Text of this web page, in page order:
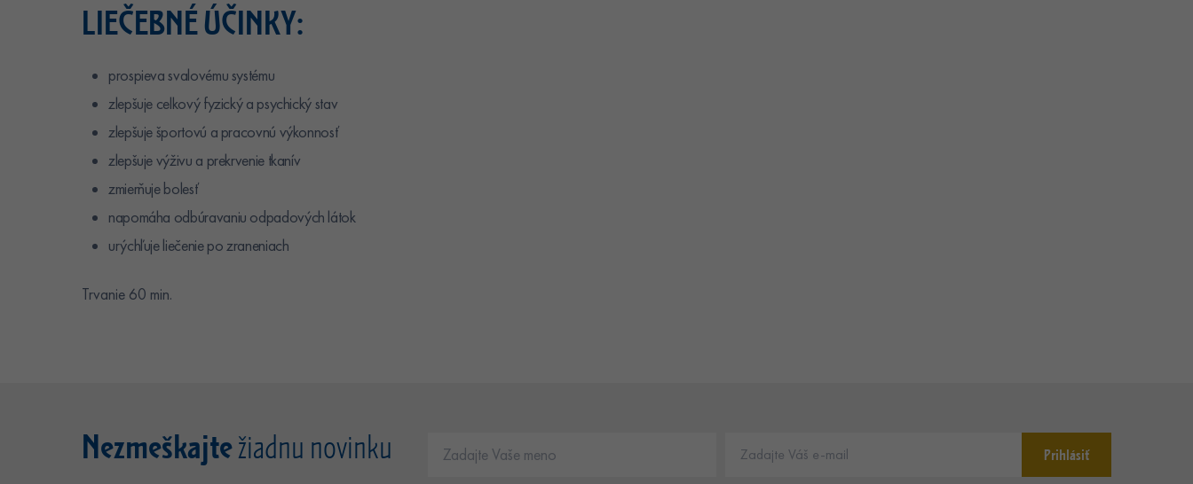
LIEČEBNÉ ÚČINKY:
prospieva svalovému systému
zlepšuje celkový fyzický a psychický stav
zlepšuje športovú a pracovnú výkonnosť
zlepšuje výživu a prekrvenie tkanív
zmierňuje bolesť
napomáha odbúravaniu odpadových látok
urýchľuje liečenie po zraneniach
Trvanie 60 min.
Nezmeškajtežiadnu novinku Prihlásiť